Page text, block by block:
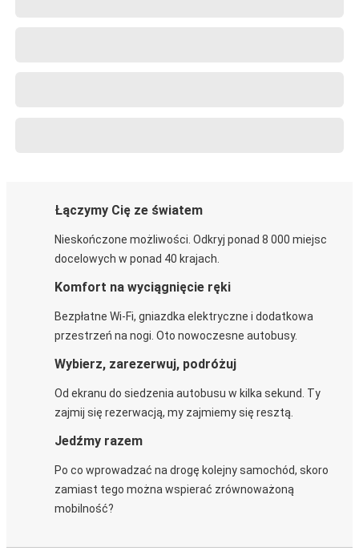
Łączymy Cię ze światem
Nieskończone możliwości. Odkryj ponad 8 000 miejsc
docelowych w ponad 40 krajach.
Komfort na wyciągnięcie ręki
Bezpłatne Wi-Fi, gniazdka elektryczne i dodatkowa
przestrzeń na nogi. Oto nowoczesne autobusy.
Wybierz, zarezerwuj, podróżuj
Od ekranu do siedzenia autobusu w kilka sekund. Ty
zajmij się rezerwacją, my zajmiemy się resztą.
Jedźmy razem
Po co wprowadzać na drogę kolejny samochód, skoro
zamiast tego można wspierać zrównoważoną
mobilność?